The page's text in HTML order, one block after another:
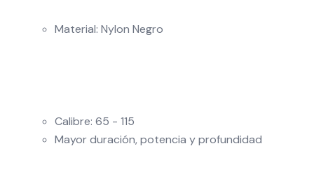
Material: Nylon Negro
Calibre: 65 - 115
Mayor duración, potencia y profundidad